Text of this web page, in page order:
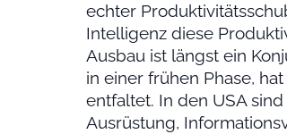
echter
Intelligenz diese
Ausbau ist längst ein
in einer frühen Phase,
entfaltet. In den USA
Ausrüstung,